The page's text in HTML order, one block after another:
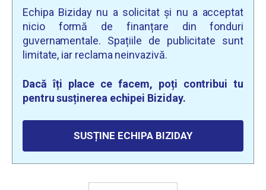
Echipa Biziday nu a solicitat și nu a acceptat
nicio formă de finanțare din fonduri
guvernamentale. Spațiile de publicitate sunt
limitate, iar reclama neinvazivă.
Dacă îți place ce facem, poți contribui tu
pentru susținerea echipei Biziday.
SUSȚINE ECHIPA BIZIDAY